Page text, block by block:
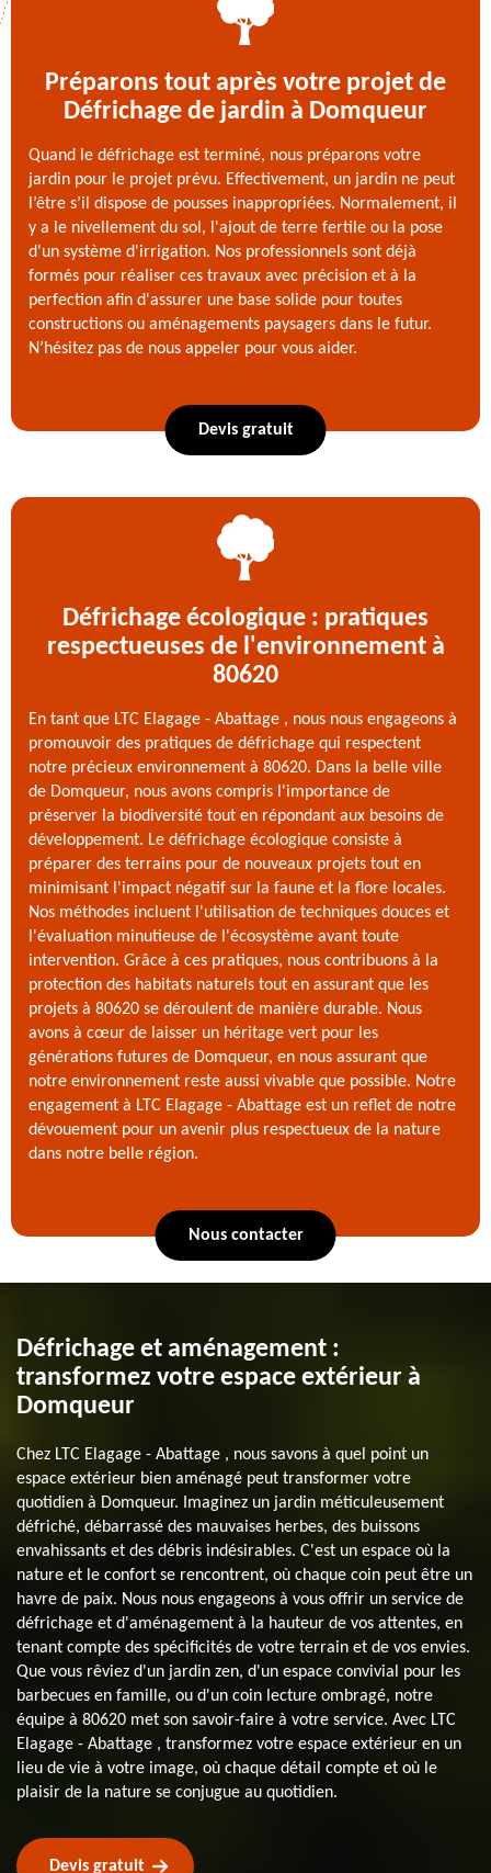
Préparons tout après votre projet de
Défrichage de jardin à Domqueur
Quand le défrichage est terminé, nous préparons votre
jardin pour le projet prévu. Effectivement, un jardin ne peut
l’être s’il dispose de pousses inappropriées. Normalement, il
y a le nivellement du sol, l'ajout de terre fertile ou la pose
d'un système d'irrigation. Nos professionnels sont déjà
formés pour réaliser ces travaux avec précision et à la
perfection afin d'assurer une base solide pour toutes
constructions ou aménagements paysagers dans le futur.
N’hésitez pas de nous appeler pour vous aider.
Devis gratuit
Défrichage écologique : pratiques
respectueuses de l'environnement à
80620
En tant que LTC Elagage - Abattage , nous nous engageons à
promouvoir des pratiques de défrichage qui respectent
notre précieux environnement à 80620. Dans la belle ville
de Domqueur, nous avons compris l'importance de
préserver la biodiversité tout en répondant aux besoins de
développement. Le défrichage écologique consiste à
préparer des terrains pour de nouveaux projets tout en
minimisant l'impact négatif sur la faune et la flore locales.
Nos méthodes incluent l'utilisation de techniques douces et
l'évaluation minutieuse de l'écosystème avant toute
intervention. Grâce à ces pratiques, nous contribuons à la
protection des habitats naturels tout en assurant que les
projets à 80620 se déroulent de manière durable. Nous
avons à cœur de laisser un héritage vert pour les
générations futures de Domqueur, en nous assurant que
notre environnement reste aussi vivable que possible. Notre
engagement à LTC Elagage - Abattage est un reflet de notre
dévouement pour un avenir plus respectueux de la nature
dans notre belle région.
Nous contacter
Défrichage et aménagement :
transformez votre espace extérieur à
Domqueur
Chez LTC Elagage - Abattage , nous savons à quel point un
espace extérieur bien aménagé peut transformer votre
quotidien à Domqueur. Imaginez un jardin méticuleusement
défriché, débarrassé des mauvaises herbes, des buissons
envahissants et des débris indésirables. C'est un espace où la
nature et le confort se rencontrent, où chaque coin peut être un
havre de paix. Nous nous engageons à vous offrir un service de
défrichage et d'aménagement à la hauteur de vos attentes, en
tenant compte des spécificités de votre terrain et de vos envies.
Que vous rêviez d'un jardin zen, d'un espace convivial pour les
barbecues en famille, ou d'un coin lecture ombragé, notre
équipe à 80620 met son savoir-faire à votre service. Avec LTC
Elagage - Abattage , transformez votre espace extérieur en un
lieu de vie à votre image, où chaque détail compte et où le
plaisir de la nature se conjugue au quotidien.
Devis gratuit